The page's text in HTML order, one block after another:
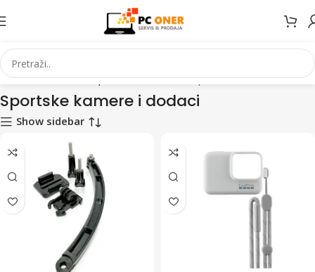
Elektronika Fotoaparati i camcorderi Sportske kamere i dodaci
Sportske kamere i dodaci
Show sidebar